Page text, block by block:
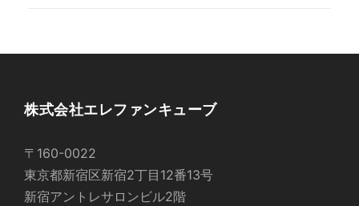
株式会社エレファンキューブ
〒160-0022
東京都新宿区新宿2丁目12番13号
新宿アントレサロンビル2階